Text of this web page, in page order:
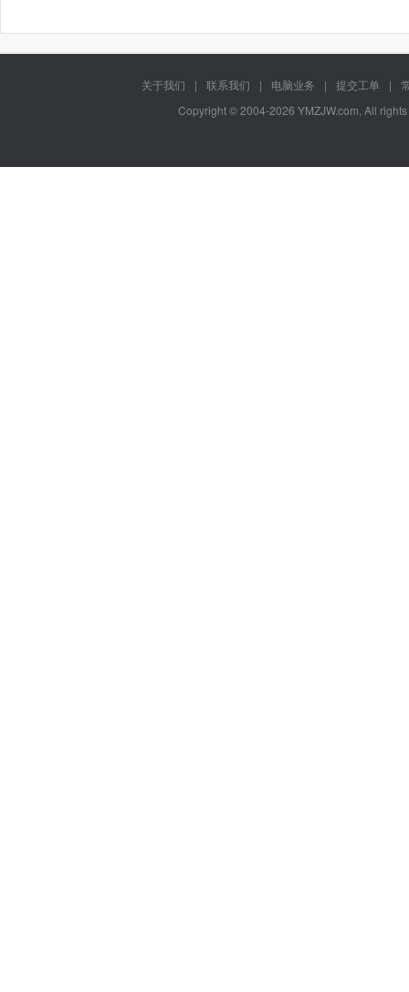
关于我们 | 联系我们 | 电脑业务 | 提交工单 |
Copyright © 2004-2026 YMZJW.com, All